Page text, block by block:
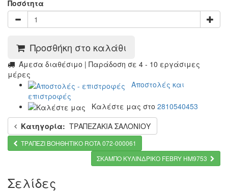
Ποσότητα
Προσθήκη στο καλάθι
Άμεσα διαθέσιμο | Παράδοση σε 4 - 10 εργάσιμες
μέρες
Αποστολές και
επιστροφές
Καλέστε μας στο 2810540453
Κατηγορία: ΤΡΑΠΕΖΑΚΙΑ ΣΑΛΟΝΙΟΥ
ΤΡΑΠΕΖΙ ΒΟΗΘΗΤΙΚΟ ROTA 072-000061
ΣΚΑΜΠΟ ΚΥΛΙΝΔΡΙΚΟ FEBRY HM9753
Σελίδες